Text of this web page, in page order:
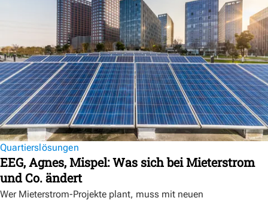
Quartierslösungen
EEG, Agnes, Mispel: Was sich bei Mieterstrom
und Co. ändert
Wer Mieterstrom-Projekte plant, muss mit neuen